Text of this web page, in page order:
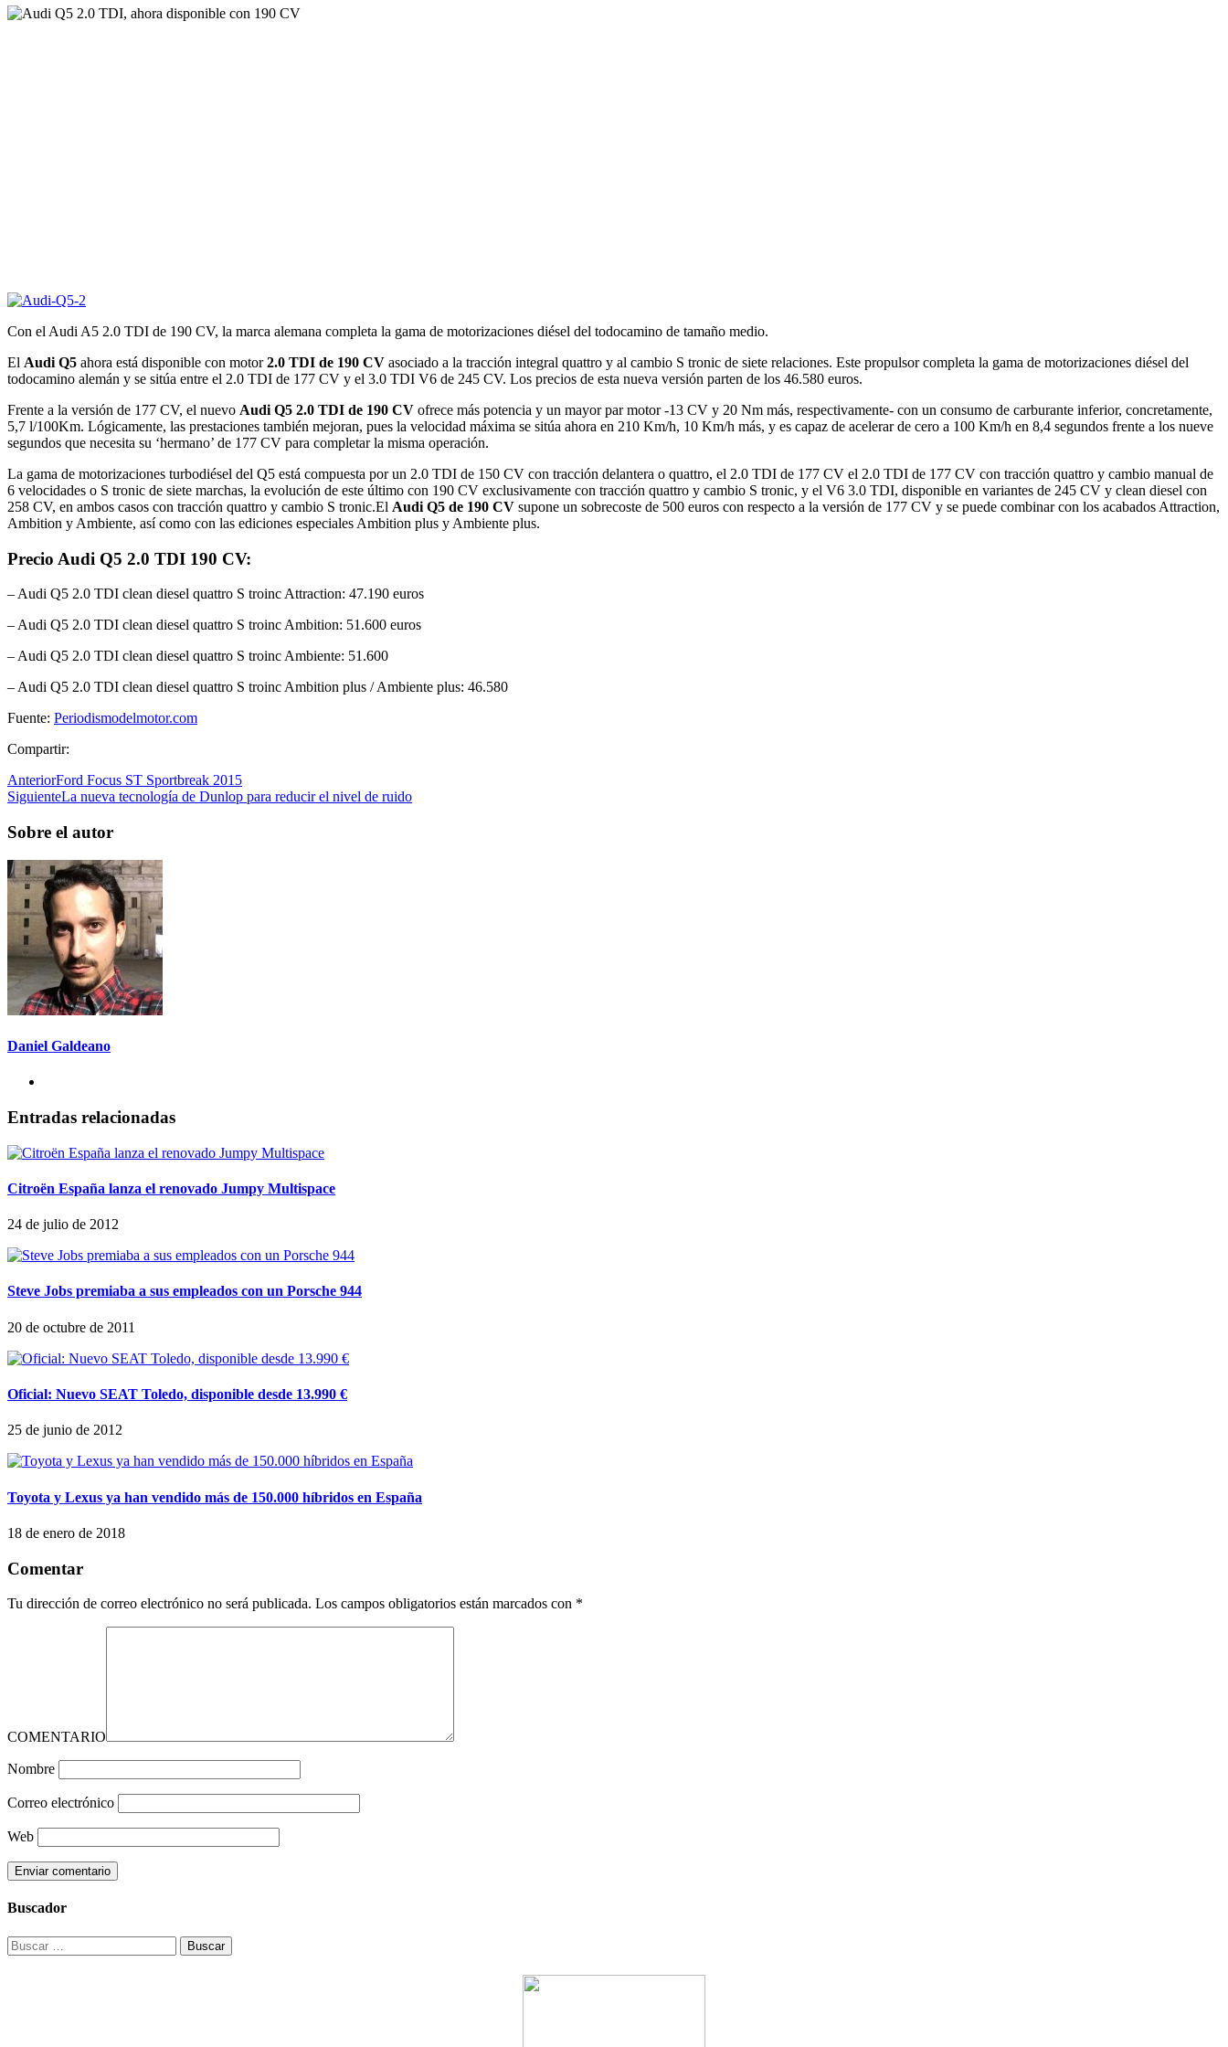
Con el Audi A5 2.0 TDI de 190 CV, la marca alemana completa la gama de motorizaciones diésel del todocamino de tamaño medio.
El Audi Q5 ahora está disponible con motor2.0 TDI de 190 CV asociado a la tracción integral quattro y al cambio S tronic de siete relaciones. Este propulsor completa la gama de motorizaciones diésel del
todocamino alemán y se sitúa entre el 2.0 TDI de 177 CV y el 3.0 TDI V6 de 245 CV. Los precios de esta nueva versión parten de los 46.580 euros.
Frente a la versión de 177 CV, el nuevo Audi Q5 2.0 TDI de 190 CV ofrece más potencia y un mayor par motor -13 CV y 20 Nm más, respectivamente- con un consumo de carburante inferior, concretamente,
5,7 l/100Km. Lógicamente, las prestaciones también mejoran, pues la velocidad máxima se sitúa ahora en 210 Km/h, 10 Km/h más, y es capaz de acelerar de cero a 100 Km/h en 8,4 segundos frente a los nueve
segundos que necesita su ‘hermano’ de 177 CV para completar la misma operación.
La gama de motorizaciones turbodiésel del Q5 está compuesta por un 2.0 TDI de 150 CV con tracción delantera o quattro, el 2.0 TDI de 177 CV el 2.0 TDI de 177 CV con tracción quattro y cambio manual de
6 velocidades o S tronic de siete marchas, la evolución de este último con 190 CV exclusivamente con tracción quattro y cambio S tronic, y el V6 3.0 TDI, disponible en variantes de 245 CV y clean diesel con
258 CV, en ambos casos con tracción quattro y cambio S tronic.El Audi Q5 de 190 CV supone un sobrecoste de 500 euros con respecto a la versión de 177 CV y se puede combinar con los acabados Attraction,
Ambition y Ambiente, así como con las ediciones especiales Ambition plus y Ambiente plus.
Precio Audi Q5 2.0 TDI 190 CV:
– Audi Q5 2.0 TDI clean diesel quattro S troinc Attraction: 47.190 euros
– Audi Q5 2.0 TDI clean diesel quattro S troinc Ambition: 51.600 euros
– Audi Q5 2.0 TDI clean diesel quattro S troinc Ambiente: 51.600
– Audi Q5 2.0 TDI clean diesel quattro S troinc Ambition plus / Ambiente plus: 46.580
Fuente: Periodismodelmotor.com
Compartir:
AnteriorFord Focus ST Sportbreak 2015
SiguienteLa nueva tecnología de Dunlop para reducir el nivel de ruido
Sobre el autor
Daniel Galdeano
Entradas relacionadas
Citroën España lanza el renovado Jumpy Multispace
24 de julio de 2012
Steve Jobs premiaba a sus empleados con un Porsche 944
20 de octubre de 2011
Oficial: Nuevo SEAT Toledo, disponible desde 13.990 €
25 de junio de 2012
Toyota y Lexus ya han vendido más de 150.000 híbridos en España
18 de enero de 2018
Comentar
Tu dirección de correo electrónico no será publicada. Los campos obligatorios están marcados con *
COMENTARIO
Nombre
Correo electrónico
Web
Buscador
Buscar: